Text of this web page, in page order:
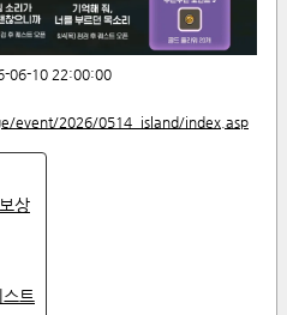
06-10 22:00:00
event/2026/0514_island/index.asp
상
트